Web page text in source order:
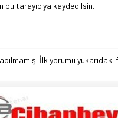
bu tarayıcıya kaydedilsin.
İlk yorumu yukarıdaki